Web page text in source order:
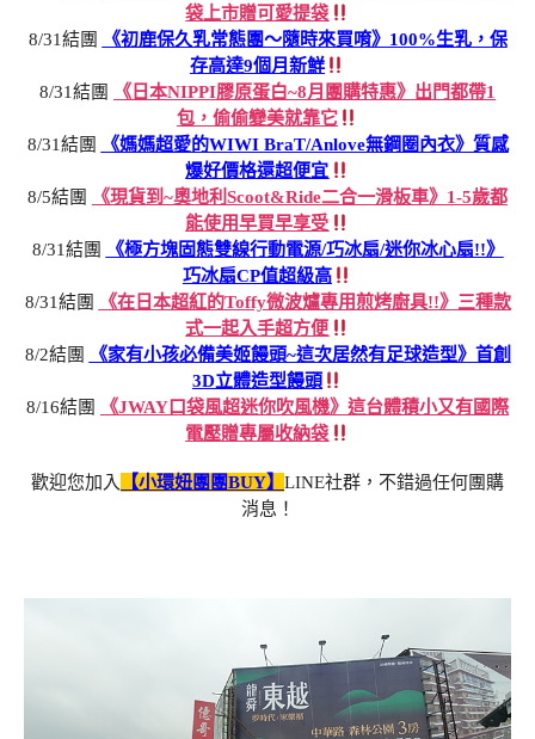
袋上市贈可愛提袋
8/31結團
《初鹿保久乳常態團～隨時來買唷》100%生乳，保
存高達9個月新鮮
8/31結團
《日本NIPPI膠原蛋白~8月團購特惠》出門都帶1
包，偷偷變美就靠它
8/31結團
《媽媽超愛的WIWI BraT/Anlove無鋼圈內衣》質感
爆好價格還超便宜
8/5結團
《現貨到~奧地利Scoot&Ride二合一滑板車》1-5歲都
能使用早買早享受
8/31結團
《極方塊固態雙線行動電源/巧冰扇/迷你冰心扇!!》
巧冰扇CP值超級高
8/31結團
《在日本超紅的Toffy微波爐專用煎烤廚具!!》三種款
式一起入手超方便
8/2結團
《家有小孩必備美姬饅頭~這次居然有足球造型》首創
3D立體造型饅頭
8/16結團
《JWAY口袋風超迷你吹風機》這台體積小又有國際
電壓贈專屬收納袋
歡迎您加入 【小環妞團團BUY】 LINE社群，不錯過任何團購
消息！